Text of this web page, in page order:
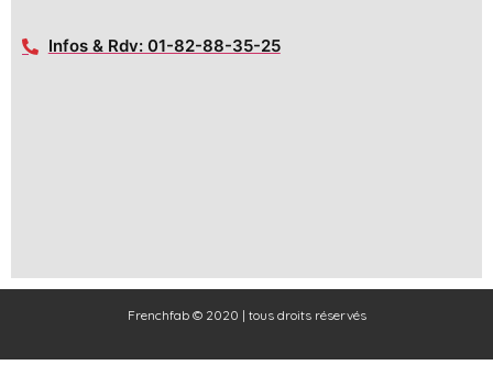
Infos & Rdv: 01-82-88-35-25
Frenchfab © 2020 | tous droits réservés